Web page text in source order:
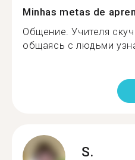
Minhas metas de
Общение. Учителя
общаясь с людьми
S.